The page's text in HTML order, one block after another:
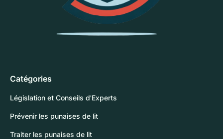
Catégories
Législation et Conseils d'Experts
Prévenir les punaises de lit
Traiter les punaises de lit